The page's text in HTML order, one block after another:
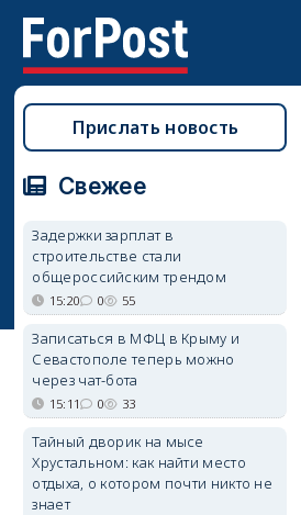
Прислать новость
Свежее
Задержки зарплат в
строительстве стали
общероссийским трендом
15:20 0 55
Записаться в МФЦ в Крыму и
Севастополе теперь можно
через чат-бота
15:11 0 33
Тайный дворик на мысе
Хрустальном: как найти место
отдыха, о котором почти никто не
знает